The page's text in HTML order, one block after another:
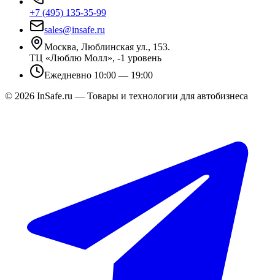
+7 (495) 135-35-99
sales@insafe.ru
Москва, Люблинская ул., 153.
ТЦ «Люблю Молл», -1 уровень
Ежедневно 10:00 — 19:00
© 2026 InSafe.ru — Товары и технологии для автобизнеса